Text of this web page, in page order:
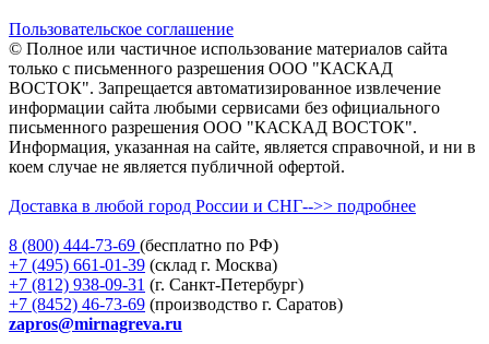
Пользовательское соглашение
© Полное или частичное использование материалов сайта
только с письменного разрешения ООО "КАСКАД
ВОСТОК". Запрещается автоматизированное извлечение
информации сайта любыми сервисами без официального
письменного разрешения ООО "КАСКАД ВОСТОК".
Информация, указанная на сайте, является справочной, и ни в
коем случае не является публичной офертой.
Доставка в любой город России и СНГ-->> подробнее
8 (800) 444-73-69 (бесплатно по РФ)
+7 (495) 661-01-39 (склад г. Москва)
+7 (812) 938-09-31 (г. Санкт-Петербург)
+7 (8452) 46-73-69 (производство г. Саратов)
zapros@mirnagreva.ru